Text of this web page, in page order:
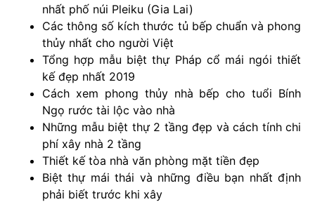
nhất phố núi Pleiku (Gia Lai)
Các thông số kích thước tủ bếp chuẩn và phong
thủy nhất cho người Việt
Tổng hợp mẫu biệt thự Pháp cổ mái ngói thiết
kế đẹp nhất 2019
Cách xem phong thủy nhà bếp cho tuổi Bính
Ngọ rước tài lộc vào nhà
Những mẫu biệt thự 2 tầng đẹp và cách tính chi
phí xây nhà 2 tầng
Thiết kế tòa nhà văn phòng mặt tiền đẹp
Biệt thự mái thái và những điều bạn nhất định
phải biết trước khi xây